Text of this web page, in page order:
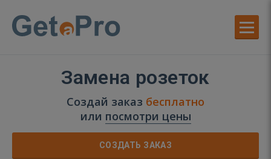
Замена розеток
Создай заказ бесплатно
или посмотри цены
СОЗДАТЬ ЗАКАЗ